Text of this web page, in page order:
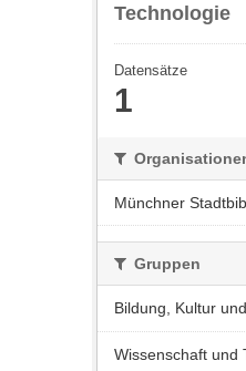
Technologie
Datensätze
1
Münchner
Gruppen
Bildung, Kultur
Wissenschaft und